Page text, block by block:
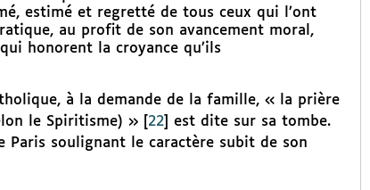
estimé et regretté de tous ceux qui l’ont
au profit de son avancement moral,
honorent la croyance qu’ils
à la demande de la famille, « la prière
le Spiritisme) »[ 22]
est dite sur sa tombe.
Paris soulignant le caractère subit de son